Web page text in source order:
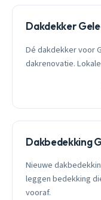
Dakdekker
Dé dakdekker voor
dakrenovatie.
Dakbedekking
Nieuwe
leggen bedekking
vooraf.